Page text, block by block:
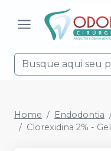
Home Endodontia
Clorexidina 2% - Gel